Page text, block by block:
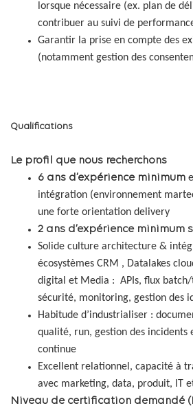
lorsque nécessaire (ex. plan de
contribuer au suivi de
Garantir la prise en compte des
(notamment gestion des
Qualifications
Le profil que nous recherchons
6 ans d’expérience minimum
intégration (environnement
une forte orientation delivery
2 ans d’expérience minimum
Solide culture architecture &
écosystèmes CRM , Datalakes
digital et Media : APIs, flux
sécurité, monitoring, gestion des
Habitude d’industrialiser :
qualité, run, gestion des incidents
continue
Excellent relationnel, capacité à
avec marketing, data, produit, IT
Niveau de certification demandé